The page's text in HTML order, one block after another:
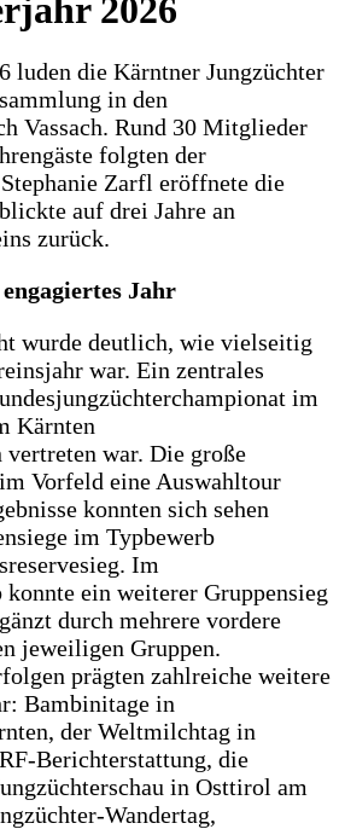
2026
luden die Kärntner Jungzüchter
in den
Vassach. Rund 30 Mitglieder
folgten der
Zarfl eröffnete die
auf drei Jahre an
zurück.
Jahr
wurde deutlich, wie vielseitig
war. Ein zentrales
im
Kärnten
war. Die große
Vorfeld eine Auswahltour
konnten sich sehen
im Typbewerb
Im
ein weiterer Gruppensieg
durch mehrere vordere
jeweiligen Gruppen.
prägten zahlreiche weitere
Bambinitage in
der Weltmilchtag in
Berichterstattung, die
in Osttirol am
Wandertag,